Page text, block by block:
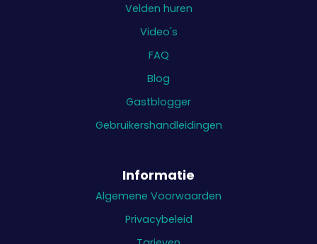
Velden huren
Video's
FAQ
Blog
Gastblogger
Gebruikershandleidingen
Informatie
Algemene Voorwaarden
Privacybeleid